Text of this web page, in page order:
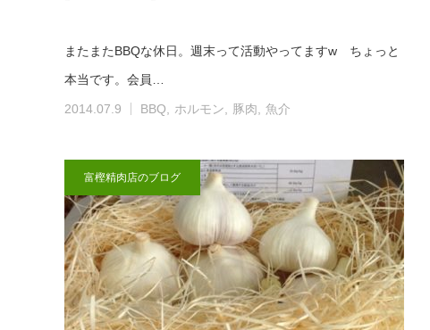
またまたBBQな休日。週末って活動やってますw ちょっと
本当です。会員…
2014.07.9 BBQ ホルモン 豚肉 魚介
富樫精肉店のブログ